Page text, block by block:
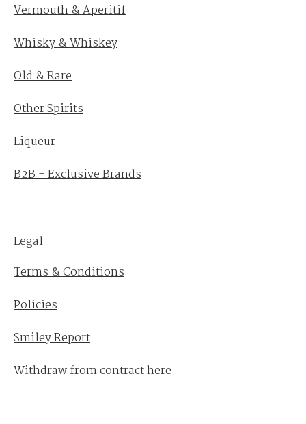
Vermouth & Aperitif
Whisky & Whiskey
Old & Rare
Other Spirits
Liqueur
B2B - Exclusive Brands
Legal
Terms & Conditions
Policies
Smiley Report
Withdraw from contract here